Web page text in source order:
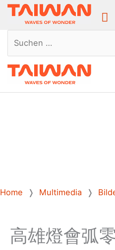
Suchen …
Home ❭ Multimedia ❭
高雄燈會弧